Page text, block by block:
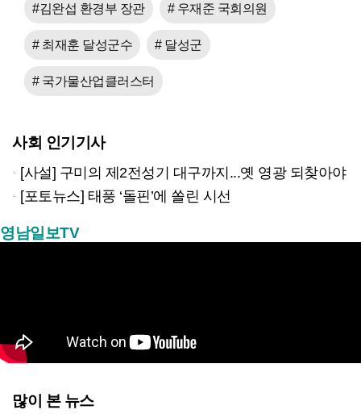
#김완섭 환경부 장관 # 우재준 국회의원
# 최재훈 달성군수 # 달성군
# 국가물산업클러스터
사회 인기기사
[사설] 구미의 제2전성기 대구까지...옛 영광 되찾아야
[포토뉴스] 태풍 ‘돌핀’에 쏠린 시선
영남일보TV
많이 본 뉴스